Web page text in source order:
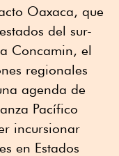
Oaxaca, que
del sur-
Concamin, el
regionales
agenda de
Pacífico
incursionar
en Estados